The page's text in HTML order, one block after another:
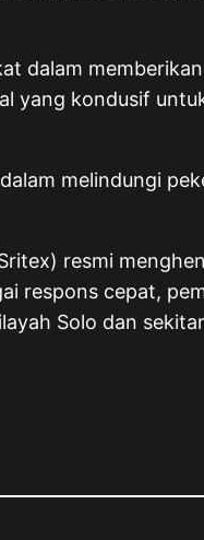
dalam
yang kondusif
melindungi
resmi
respons cepat,
Solo dan